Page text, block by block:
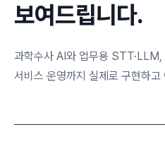
보여드립니다.
과학수사 AI와 업무용 STT·LLM,
서비스 운영까지 실제로 구현하